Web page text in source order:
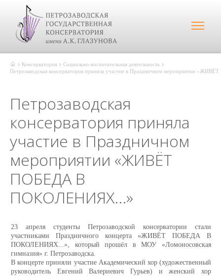
Консерватория
Социально-воспитательная деятельность
Петрозаводская консерватория приняла участие в Праздничном мероприятии
Петрозаводская
консерватория приняла
участие в Праздничном
мероприятии «ЖИВЁТ
ПОБЕДА В
ПОКОЛЕНИЯХ...»
23 апреля студенты Петрозаводской консерватории стали
участниками Праздничного концерта «ЖИВЁТ ПОБЕДА В
ПОКОЛЕНИЯХ...», который прошёл в МОУ «Ломоносовская
гимназия» г. Петрозаводска.
В концерте приняли участие Академический хор (художественный
руководитель Евгений Валериевич Гурьев) и женский хор